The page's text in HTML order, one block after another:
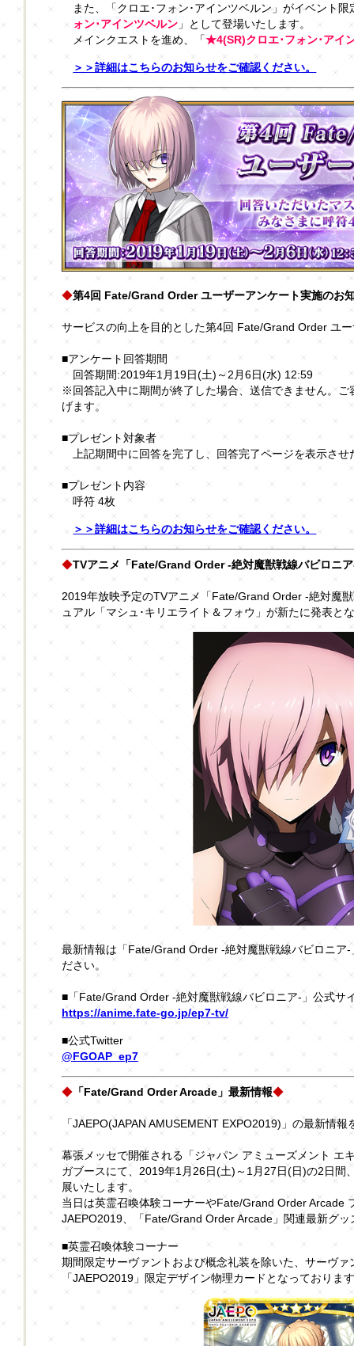
また、「クロエ･フォン･アインツベルン」がイベント
ォン･アインツベルン 」として登場いたします。
メインクエストを進め、「★4(SR)クロエ･フォン･アイ
＞＞詳細はこちらのお知らせをご確認ください。
◆第4回 Fate/Grand Order ユーザーアンケート実施のお
サービスの向上を目的とした第4回 Fate/Grand Order ユ
■アンケート回答期間
回答期間:2019年1月19日(土)～2月6日(水) 12:59
※回答記入中に期間が終了した場合、送信できません。
げます。
■プレゼント対象者
上記期間中に回答を完了し、回答完了ページを表示させ
■プレゼント内容
呼符 4枚
＞＞詳細はこちらのお知らせをご確認ください。
◆TVアニメ「Fate/Grand Order -絶対魔獣戦線バビロニ
2019年放映予定のTVアニメ「Fate/Grand Order -絶対魔
ュアル「マシュ･キリエライト＆フォウ」が新たに発表と
最新情報は「Fate/Grand Order -絶対魔獣戦線バビロニア
ださい。
■「Fate/Grand Order -絶対魔獣戦線バビロニア-」公式サ
https://anime.fate-go.jp/ep7-tv/
■公式Twitter
@FGOAP_ep7
◆ 「Fate/Grand Order Arcade」最新情報◆
「JAEPO(JAPAN AMUSEMENT EXPO2019)」の最新情報
幕張メッセで開催される「ジャパン アミューズメント エ
ガブースにて、2019年1月26日(土)～1月27日(日)の2日間
展いたします。
当日は英霊召喚体験コーナーやFate/Grand Order Arcade
JAEPO2019、「Fate/Grand Order Arcade」関連最新グ
■英霊召喚体験コーナー
期間限定サーヴァントおよび概念礼装を除いた、サーヴ
「JAEPO2019」限定デザイン物理カードとなっておりま